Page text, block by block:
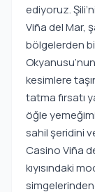
ediyoruz.
Viña del Mar,
bölgelerden
kesimlere
tatma fırsatı
öğle
sahil şeridini
Casino Viña
kıyısındaki